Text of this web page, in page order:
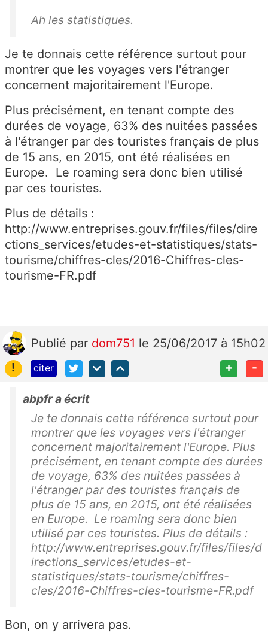
Ah les statistiques.
Je te donnais cette référence surtout pour
montrer que les voyages vers l'étranger
concernent majoritairement l'Europe.
Plus précisément, en tenant compte des
durées de voyage, 63% des nuitées passées
à l'étranger par des touristes français de plus
de 15 ans, en 2015, ont été réalisées en
Europe. Le roaming sera donc bien utilisé
par ces touristes.
Plus de détails :
http://www.entreprises.gouv.fr/files/files/dire
ctions_services/etudes-et-statistiques/stats-
tourisme/chiffres-cles/2016-Chiffres-cles-
tourisme-FR.pdf
Publié par dom751 le 25/06/2017 à 15h02
!
citer + -
abpfr a écrit
Je te donnais cette référence surtout pour
montrer que les voyages vers l'étranger
concernent majoritairement l'Europe. Plus
précisément, en tenant compte des durées
de voyage, 63% des nuitées passées à
l'étranger par des touristes français de
plus de 15 ans, en 2015, ont été réalisées
en Europe. Le roaming sera donc bien
utilisé par ces touristes. Plus de détails :
http://www.entreprises.gouv.fr/files/files/d
irections_services/etudes-et-
statistiques/stats-tourisme/chiffres-
cles/2016-Chiffres-cles-tourisme-FR.pdf
Bon, on y arrivera pas.